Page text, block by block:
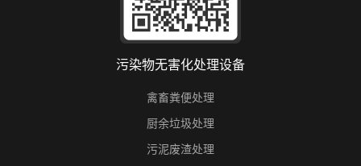
污染物无害化处理设备
禽畜粪便处理
厨余垃圾处理
污泥废渣处理